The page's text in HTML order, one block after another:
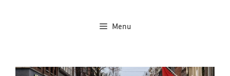
Menu